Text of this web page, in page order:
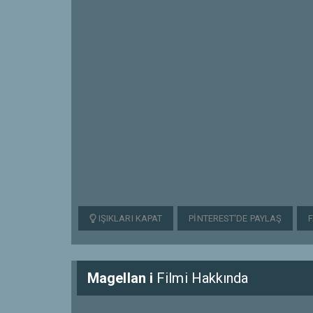
IŞIKLARI KAPAT PINTEREST'DE PAYLAŞ
Magellan i Filmi Hakkında